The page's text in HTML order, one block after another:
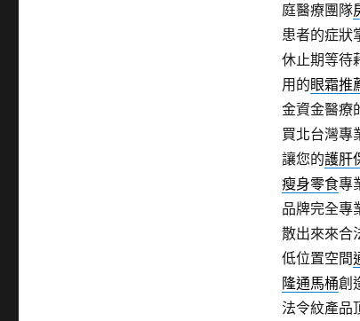
庭醫療團隊
患者的症狀
休止期等待
用的眼霜推
金資金醫療
買北台灣專
讓您的護肝
瘦身零食專
品牌完全專
散出來來合
低位置空間
隆通馬桶創
法令紋產品